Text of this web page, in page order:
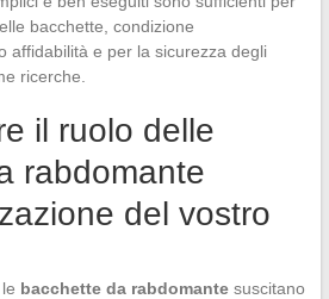
bacchette, condizione
affidabilità e per la sicurezza degli
ricerche.
il ruolo delle
rabdomante
del vostro
bacchette da rabdomantesuscitano